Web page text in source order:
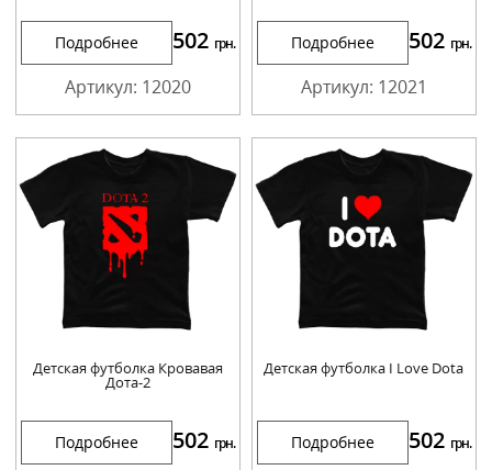
Подробнее 502 грн.
Артикул: 12020
Подробнее 502 грн.
Артикул: 12021
Детская футболка Кровавая
Дота-2
Подробнее 502 грн.
Детская футболка I Love Dota
Подробнее 502 грн.